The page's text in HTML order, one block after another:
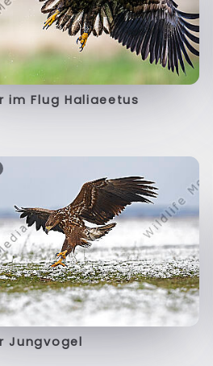
im Flug Haliaeetus
Jungvogel